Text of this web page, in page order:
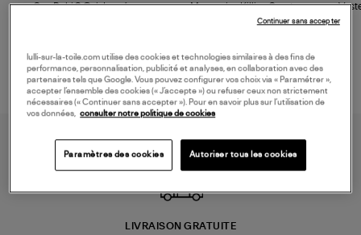
Sac Bobi S Cuir Lamé
189,00 €
Mocassins Killian Sport
Mousse
LIVRAISON GRATUITE
lulli-sur-la-toile.com utilise des cookies et technologies similaires à des fins de
performance, personnalisation, publicité et analyses, en collaboration avec des
partenaires tels que Google. Vous pouvez configurer vos choix via « Paramétrer »,
accepter l’ensemble des cookies (« J’accepte ») ou refuser ceux non strictement
nécessaires (« Continuer sans accepter »). Pour en savoir plus sur l’utilisation de
vos données,
consulter notre politique de cookies
Paramètres des cookies Autoriser tous les cookies
Continuer sans accepter